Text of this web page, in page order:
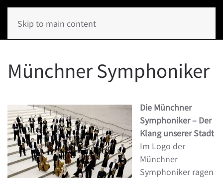
Skip to main content
Münchner Symphoniker
Die Münchner
Symphoniker – Der
Klang unserer Stadt
Im Logo der
Münchner
Symphoniker ragen